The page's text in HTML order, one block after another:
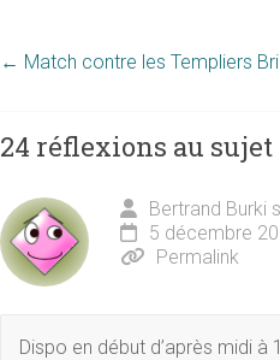
← Match contre les Templiers
24 réflexions au sujet
Bertrand Burki
5 décembre
Permalink
Dispo en début d’après midi à